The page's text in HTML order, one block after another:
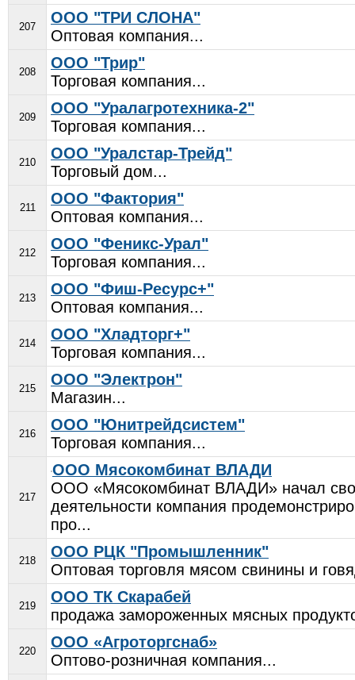
207
ООО "ТРИ СЛОНА"
Оптовая компания...
208
ООО "Трир"
Торговая компания...
209
ООО "Уралагротехника-2"
Торговая компания...
210
ООО "Уралстар-Трейд"
Торговый дом...
211
ООО "Фактория"
Оптовая компания...
212
ООО "Феникс-Урал"
Торговая компания...
213
ООО "Фиш-Ресурс+"
Оптовая компания...
214
ООО "Хладторг+"
Торговая компания...
215
ООО "Электрон"
Магазин...
216
ООО "Юнитрейдсистем"
Торговая компания...
217
ООО Мясокомбинат ВЛАДИ
ООО «Мясокомбинат ВЛАДИ» начал
деятельности компания
про...
218
ООО РЦК "Промышленник"
Оптовая торговля мясом свинины и
219
ООО ТК Скарабей
продажа замороженных мясных
220
ООО «Агроторгснаб»
Оптово-розничная компания...